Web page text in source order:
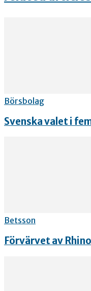
Börsbolag
Svenska valet i
Betsson
Förvärvet av